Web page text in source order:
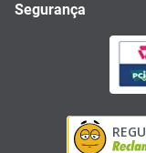
Segurança